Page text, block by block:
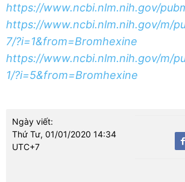
https://www.ncbi.nlm.nih.gov/
https://www.ncbi.nlm.nih.gov/m/
7/?i=1&from=Bromhexine
https://www.ncbi.nlm.nih.gov/m/
1/?i=5&from=Bromhexine
Ngày viết:
Thứ Tư, 01/01/2020 14:34
UTC+7